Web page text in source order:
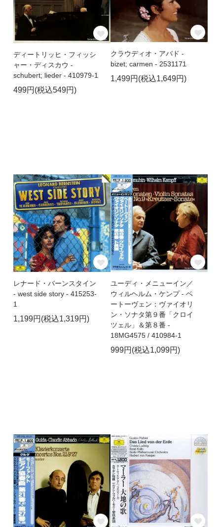
ディートリッヒ・フィッシ
ャー・ディスカウ -
schubert; lieder - 410979-1
499円(税込549円)
クラウディオ・アバド -
bizet; carmen - 2531171
1,499円(税込1,649円)
レナード・バーンスタイン
- west side story - 415253-
1
1,199円(税込1,319円)
ユーディ・メニューイン／
ウィルヘルム・ケンプ - ベ
ートーヴェン：ヴァイオリ
ン・ソナタ第９番「クロイ
ツェル」＆第８番 -
18MG4575 / 410984-1
999円(税込1,099円)